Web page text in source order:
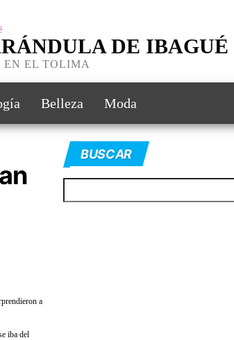
DE IBAGUÉ
EN EL TOLIMA
Belleza Moda
a
iba del
BUSCAR